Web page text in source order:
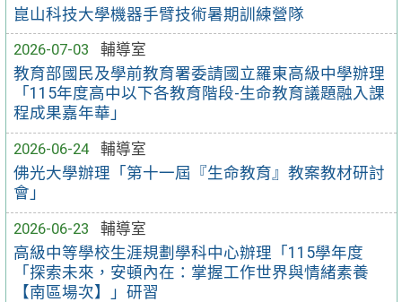
崑山科技大學機器手臂技術暑期訓練營隊
2026-07-03
輔導室
教育部國民及學前教育署委請國立羅東高級中學辦理
「115年度高中以下各教育階段-生命教育議題融入課
程成果嘉年華」
2026-06-24
輔導室
佛光大學辦理「第十一屆『生命教育』教案教材研討
會」
2026-06-23
輔導室
高級中等學校生涯規劃學科中心辦理「115學年度
「探索未來，安頓內在：掌握工作世界與情緒素養
【南區場次】」研習